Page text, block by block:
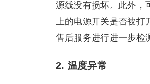
源线没有损坏。此外，
上的电源开关是否被打
售后服务进行进一步检
2. 温度异常